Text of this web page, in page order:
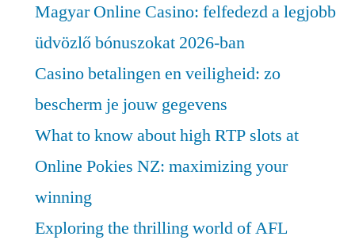
Magyar Online Casino: felfedezd a legjobb
üdvözlő bónuszokat 2026-ban
Casino betalingen en veiligheid: zo
bescherm je jouw gegevens
What to know about high RTP slots at
Online Pokies NZ: maximizing your
winning
Exploring the thrilling world of AFL